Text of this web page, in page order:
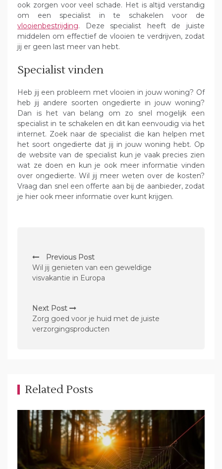
ook zorgen voor veel schade. Het is altijd verstandig
om een specialist in te schakelen voor de
vlooienbestrijding. Deze specialist heeft de juiste
middelen om effectief de vlooien te verdrijven, zodat
jij er geen last meer van hebt.
Specialist vinden
Heb jij een probleem met vlooien in jouw woning? Of
heb jij andere soorten ongedierte in jouw woning?
Dan is het van belang om zo snel mogelijk een
specialist in te schakelen en dit kan eenvoudig via het
internet. Zoek naar de specialist die kan helpen met
het soort ongedierte dat jij in jouw woning hebt. Op
de website van de specialist kun je vaak precies zien
wat ze doen en kun je ook meer informatie vinden
over ongedierte. Wil jij meer weten over de kosten?
Vraag dan snel een offerte aan bij de aanbieder, zodat
je hier ook meer informatie over kunt krijgen.
e
r
c
h
g
a
t
i
Previous Post
Wil jij genieten van een geweldige
visvakantie in Europa
Next Post
Zorg goed voor je huid met de juiste
verzorgingsproducten
Related Posts